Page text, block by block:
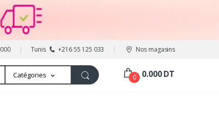
Tunis +216 55 125 033 Nos magasins
Catégories 0 0.000 DT